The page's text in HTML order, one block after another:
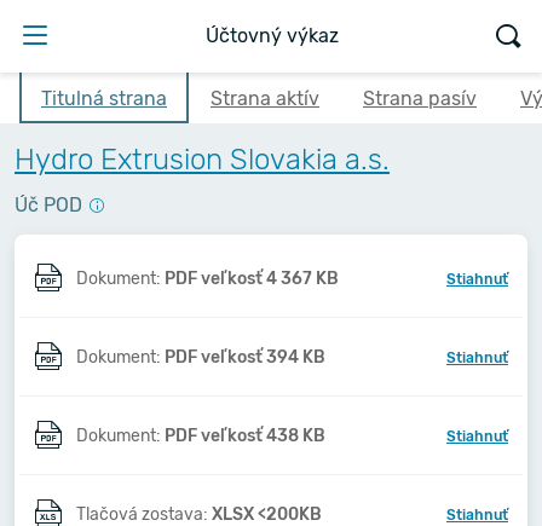
Účtovný výkaz
Titulná strana Strana aktív Strana pasív
Hydro Extrusion Slovakia a.s.
Úč POD
Dokument: PDF veľkosť 4 367 KB Stiahnuť
Dokument: PDF veľkosť 394 KB Stiahnuť
Dokument: PDF veľkosť 438 KB Stiahnuť
Tlačová zostava: XLSX <200KB Stiahnuť